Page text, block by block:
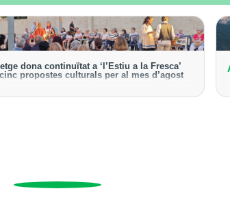
dona continuïtat a ‘l’Estiu a la Fresca’
propostes culturals per al mes d’agost
amb ‘Alcoletge mira al cel’